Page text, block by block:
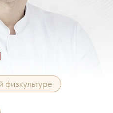
физкультуре